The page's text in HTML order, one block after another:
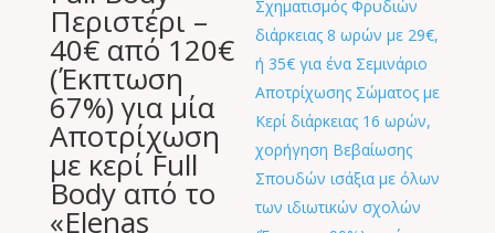
Περιστέρι –
40€ από 120€
(Έκπτωση
67%) για μία
Αποτρίχωση
με κερί Full
Body από το
«Elenas